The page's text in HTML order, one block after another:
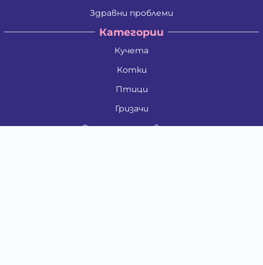
Здравни проблеми
Категории
Кучета
Котки
Птици
Гризачи
Влечуги и земноводни